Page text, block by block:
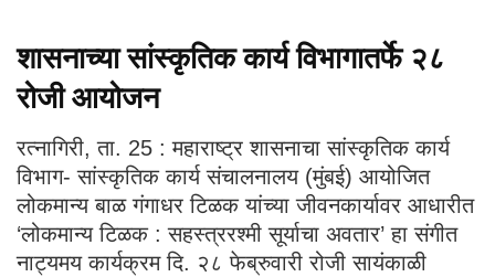
शासनाच्या सांस्कृतिक कार्य विभागातर्फे २८
रोजी आयोजन
रत्नागिरी, ता. 25 : महाराष्ट्र शासनाचा सांस्कृतिक कार्य
विभाग- सांस्कृतिक कार्य संचालनालय (मुंबई) आयोजित
लोकमान्य बाळ गंगाधर टिळक यांच्या जीवनकार्यावर आधारीत
‘लोकमान्य टिळक : सहस्त्ररश्मी सूर्याचा अवतार’ हा संगीत
नाट्यमय कार्यक्रम दि. २८ फेब्रुवारी रोजी सायंकाळी